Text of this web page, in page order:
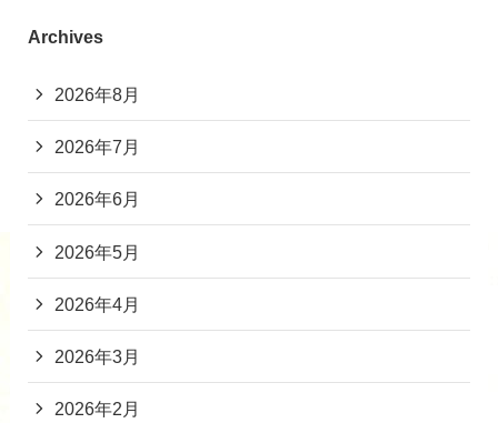
Archives
2026年8月
2026年7月
2026年6月
2026年5月
2026年4月
2026年3月
2026年2月